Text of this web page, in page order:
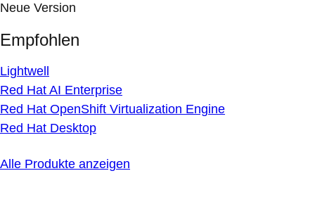
Neue Version
Empfohlen
Lightwell
Red Hat AI Enterprise
Red Hat OpenShift Virtualization Engine
Red Hat Desktop
Alle Produkte anzeigen